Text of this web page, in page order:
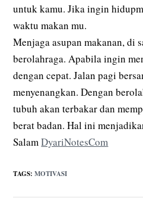
untuk kamu. Jika ingin
waktu makan mu.
Menjaga asupan makanan, di
berolahraga. Apabila ingin
dengan cepat. Jalan pagi
menyenangkan. Dengan
tubuh akan terbakar dan
berat badan. Hal ini
SalamDyariNotesCom
TAGS:MOTIVASI